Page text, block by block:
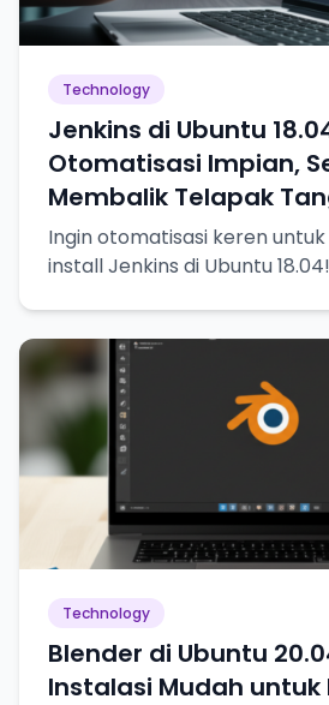
Technology
Jenkins di Ubuntu
Otomatisasi Impian,
Membalik Telapak
Ingin otomatisasi keren
install Jenkins di Ubuntu
Technology
Blender di Ubuntu
Instalasi Mudah untuk